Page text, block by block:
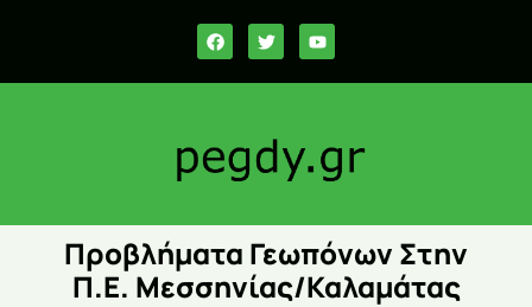
Προβλήματα Γεωπόνων Στην
Π.Ε. Μεσσηνίας/Καλαμάτας